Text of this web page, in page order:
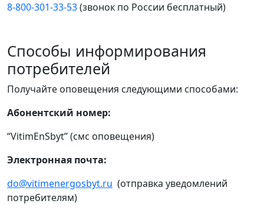
8-800-301-33-53(звонок по России бесплатный)
Способы информирования
потребителей
Получайте оповещения следующими способами:
Абонентский номер:
“VitimEnSbyt” (смс оповещения)
Электронная почта:
do@vitimenergosbyt.ru (отправка уведомлений
потребителям)